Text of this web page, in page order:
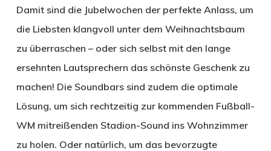
Damit sind die Jubelwochen der perfekte Anlass, um
die Liebsten klangvoll unter dem Weihnachtsbaum
zu überraschen – oder sich selbst mit den lange
ersehnten Lautsprechern das schönste Geschenk zu
machen! Die Soundbars sind zudem die optimale
Lösung, um sich rechtzeitig zur kommenden Fußball-
WM mitreißenden Stadion-Sound ins Wohnzimmer
zu holen. Oder natürlich, um das bevorzugte